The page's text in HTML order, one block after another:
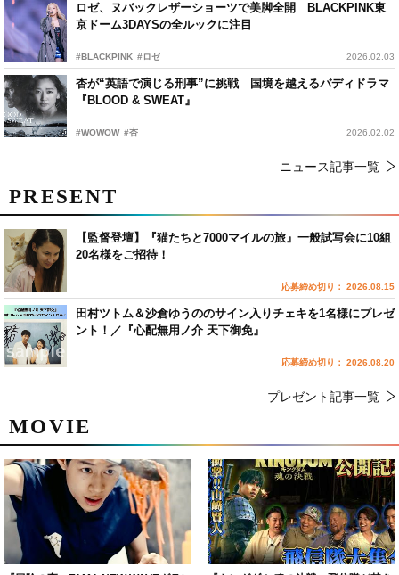
ロゼ、ヌバックレザーショーツで美脚全開 BLACKPINK東
京ドーム3DAYSの全ルックに注目
#BLACKPINK #ロゼ 2026.02.03
杏が“英語で演じる刑事”に挑戦 国境を越えるバディドラマ
『BLOOD & SWEAT』
#WOWOW #杏 2026.02.02
ニュース記事一覧
MOVIE
PRESENT
【監督登壇】『猫たちと7000マイルの旅』一般試写会に10組
20名様をご招待！
応募締め切り： 2026.08.15
田村ツトム＆沙倉ゆうののサイン入りチェキを1名様にプレゼ
ント！／『心配無用ノ介 天下御免』
応募締め切り： 2026.08.20
プレゼント記事一覧